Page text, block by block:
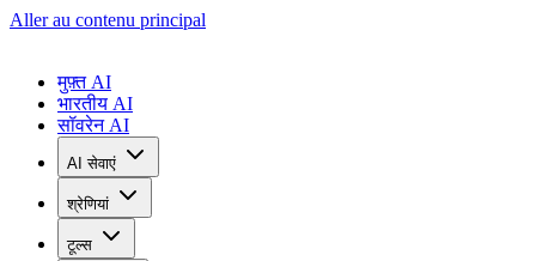
Aller au contenu principal
मुफ़्त AI
भारतीय AI
सॉवरेन AI
AI सेवाएं
श्रेणियां
टूल्स